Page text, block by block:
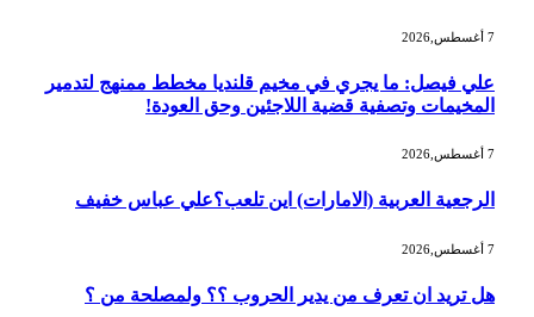
علي فيصل: ما يجري في مخيم قلنديا مخطط ممنهج لتدمير
المخيمات وتصفية قضية اللاجئين وحق العودة!
الرجعية العربية (الامارات) اين تلعب؟علي عباس خفيف
هل تريد ان تعرف من يدير الحروب ؟؟ ولمصلحة من ؟